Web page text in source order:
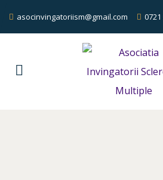
asocinvingatoriism@gmail.com 0721